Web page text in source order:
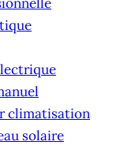
climatisation
solaire